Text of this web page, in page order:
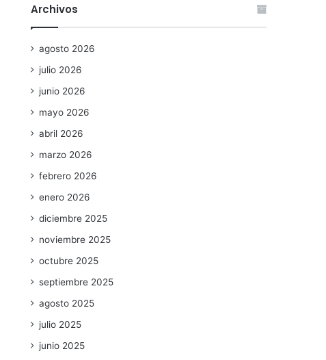
Archivos
agosto 2026
julio 2026
junio 2026
mayo 2026
abril 2026
marzo 2026
febrero 2026
enero 2026
diciembre 2025
noviembre 2025
octubre 2025
septiembre 2025
agosto 2025
julio 2025
junio 2025